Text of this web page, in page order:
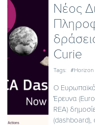
Νέος
Curie
Tags: #Horizon
Ο
Έρευνα
REA)
(dashboard),